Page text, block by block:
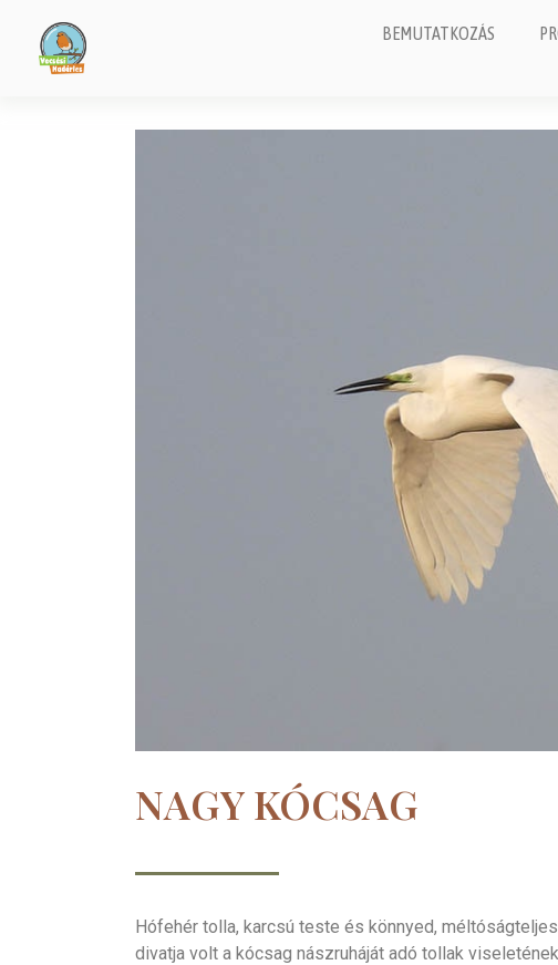
BEMUTATKOZÁS
NAGY KÓCSAG
Hófehér tolla, karcsú teste és könnyed,
divatja volt a kócsag nászruháját adó tollak